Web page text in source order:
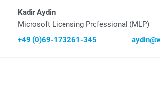
Kadir Aydin
Microsoft Licensing Professional (MLP)
+49 (0)69-173261-345